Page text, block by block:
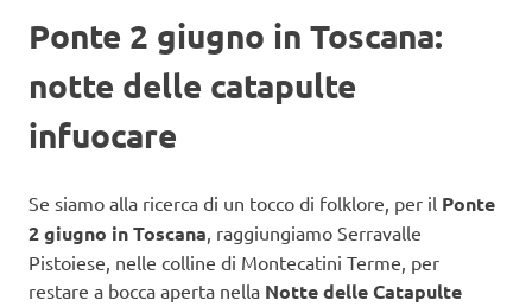
Ponte 2 giugno in Toscana:
notte delle catapulte
infuocare
Se siamo alla ricerca di un tocco di folklore, per il Ponte
2 giugno in Toscana, raggiungiamo Serravalle
Pistoiese, nelle colline di Montecatini Terme, per
restare a bocca aperta nella Notte delle Catapulte